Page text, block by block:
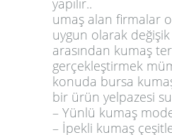
yapılır..
umaş alan firmalar
uygun olarak
arasından kumaş
gerçekleştirmek
konuda bursa
bir ürün yelpazesi
– Yünlü kumaş
– İpekli kumaş